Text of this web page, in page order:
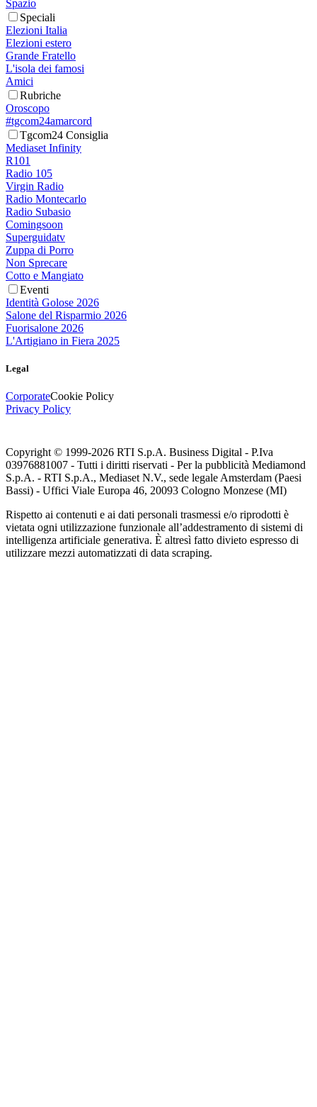
Spazio
Speciali
Elezioni Italia
Elezioni estero
Grande Fratello
L'isola dei famosi
Amici
Rubriche
Oroscopo
#tgcom24amarcord
Tgcom24 Consiglia
Mediaset Infinity
R101
Radio 105
Virgin Radio
Radio Montecarlo
Radio Subasio
Comingsoon
Superguidatv
Zuppa di Porro
Non Sprecare
Cotto e Mangiato
Eventi
Identità Golose 2026
Salone del Risparmio 2026
Fuorisalone 2026
L'Artigiano in Fiera 2025
Legal
CorporateCookie Policy
Privacy Policy
Copyright © 1999-2026 RTI S.p.A. Business Digital - P.Iva
03976881007 - Tutti i diritti riservati - Per la pubblicità Mediamond
S.p.A. - RTI S.p.A., Mediaset N.V., sede legale Amsterdam (Paesi
Bassi) - Uffici Viale Europa 46, 20093 Cologno Monzese (MI)
Rispetto ai contenuti e ai dati personali trasmessi e/o riprodotti è
vietata ogni utilizzazione funzionale all’addestramento di sistemi di
intelligenza artificiale generativa. È altresì fatto divieto espresso di
utilizzare mezzi automatizzati di data scraping.